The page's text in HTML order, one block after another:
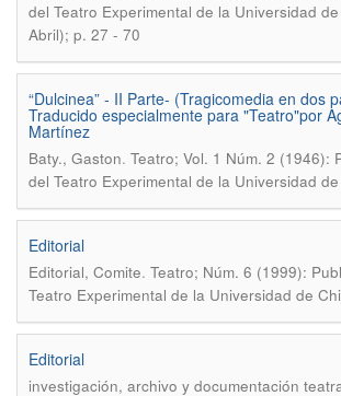
del Teatro Experimental de la Universidad
Abril); p. 27 - 70
“Dulcinea” - II Parte- (Tragicomedia en dos
Traducido especialmente para "Teatro"por
Martínez
Baty., Gaston. Teatro; Vol. 1 Núm. 2 (1946):
del Teatro Experimental de la Universidad
Editorial
Editorial, Comite. Teatro; Núm. 6 (1999):
Teatro Experimental de la Universidad de
Editorial
investigación, archivo y documentación